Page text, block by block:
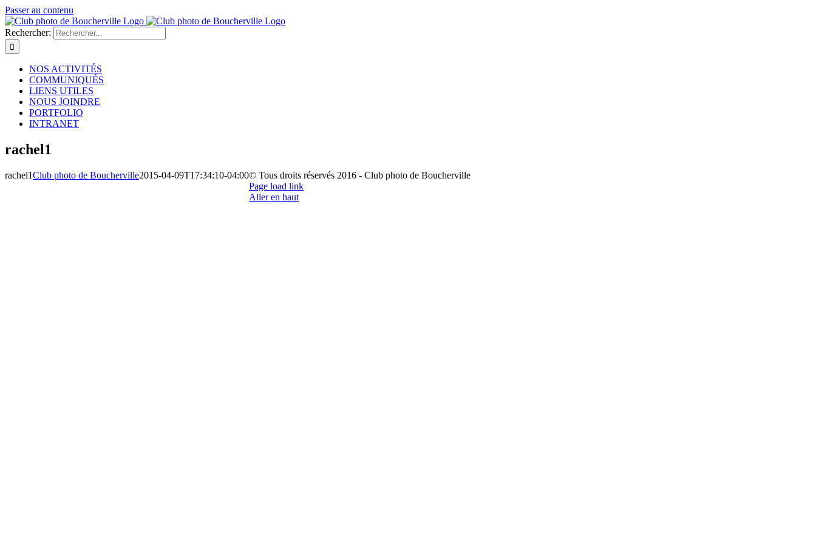
Passer au contenu
Rechercher:
NOS ACTIVITÉS
COMMUNIQUÉS
LIENS UTILES
NOUS JOINDRE
PORTFOLIO
INTRANET
rachel1
rachel1Club photo de Boucherville2015-04-09T17:34:10-04:00© Tous droits réservés 2016 - Club photo de Boucherville
Page load link
Aller en haut